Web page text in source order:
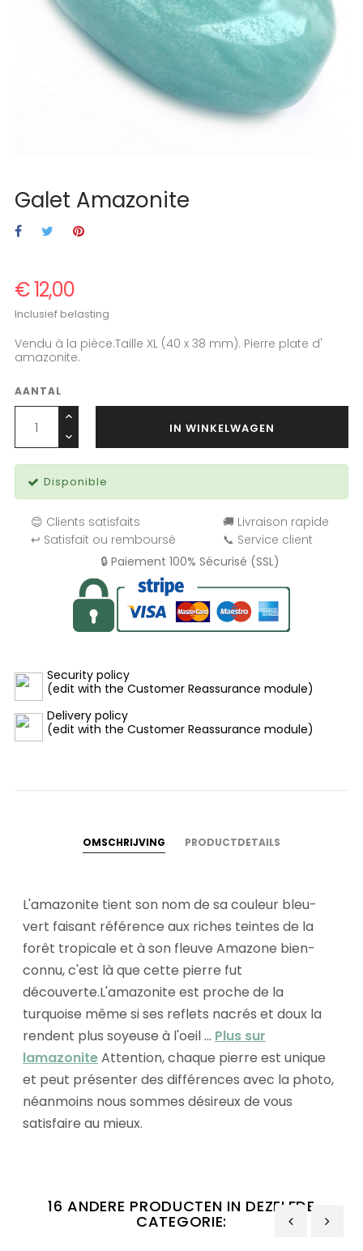
Galet Amazonite
€ 12,00
Inclusief belasting
Vendu à la pièce.Taille XL (40 x 38 mm). Pierre plate d'
amazonite.
AANTAL
IN WINKELWAGEN
Disponible
😊 Clients satisfaits
🚚 Livraison rapide
↩️ Satisfait ou remboursé
📞 Service client
🔒 Paiement 100% Sécurisé (SSL)
Security policy
(edit with the Customer Reassurance module)
Delivery policy
(edit with the Customer Reassurance module)
OMSCHRIJVING PRODUCTDETAILS
L'amazonite tient son nom de sa couleur bleu-
vert faisant référence aux riches teintes de la
forêt tropicale et à son fleuve Amazone bien-
connu, c'est là que cette pierre fut
découverte.L'amazonite est proche de la
turquoise même si ses reflets nacrés et doux la
rendent plus soyeuse à l'oeil ... Plus sur
lamazoniteAttention, chaque pierre est unique
et peut présenter des différences avec la photo,
néanmoins nous sommes désireux de vous
satisfaire au mieux.
16 ANDERE PRODUCTEN IN DEZELFDE
CATEGORIE: